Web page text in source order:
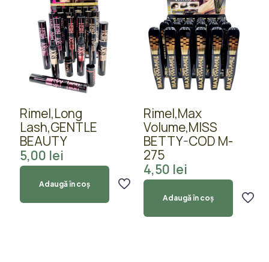
Rimel,Long
Lash,GENTLE
BEAUTY
5,00 lei
Adaugă în coș
Rimel,Max
Volume,MISS
BETTY-COD M-
275
4,50 lei
Adaugă în coș